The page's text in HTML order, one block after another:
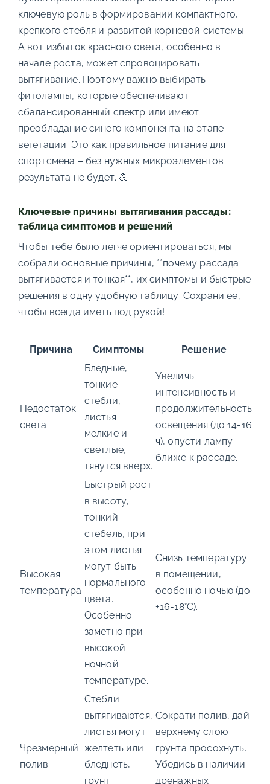
ключевую роль в формировании компактного,
крепкого стебля и развитой корневой системы.
А вот избыток красного света, особенно в
начале роста, может спровоцировать
вытягивание. Поэтому важно выбирать
фитолампы, которые обеспечивают
сбалансированный спектр или имеют
преобладание синего компонента на этапе
вегетации. Это как правильное питание для
спортсмена – без нужных микроэлементов
результата не будет. 💪
Ключевые причины вытягивания рассады:
таблица симптомов и решений
Чтобы тебе было легче ориентироваться, мы
собрали основные причины, **почему рассада
вытягивается и тонкая**, их симптомы и быстрые
решения в одну удобную таблицу. Сохрани ее,
чтобы всегда иметь под рукой!
Причина Симптомы Решение
Недостаток
света
Бледные,
тонкие
стебли,
листья
мелкие и
светлые,
тянутся вверх.
Увеличь
интенсивность и
продолжительность
освещения (до 14-16
ч), опусти лампу
ближе к рассаде.
Высокая
температура
Быстрый рост
в высоту,
тонкий
стебель, при
этом листья
могут быть
нормального
цвета.
Особенно
заметно при
высокой
ночной
температуре.
Снизь температуру
в помещении,
особенно ночью (до
+16-18°C).
Чрезмерный
полив
Стебли
вытягиваются,
листья могут
желтеть или
бледнеть,
грунт
Сократи полив, дай
верхнему слою
грунта просохнуть.
Убедись в наличии
дренажных